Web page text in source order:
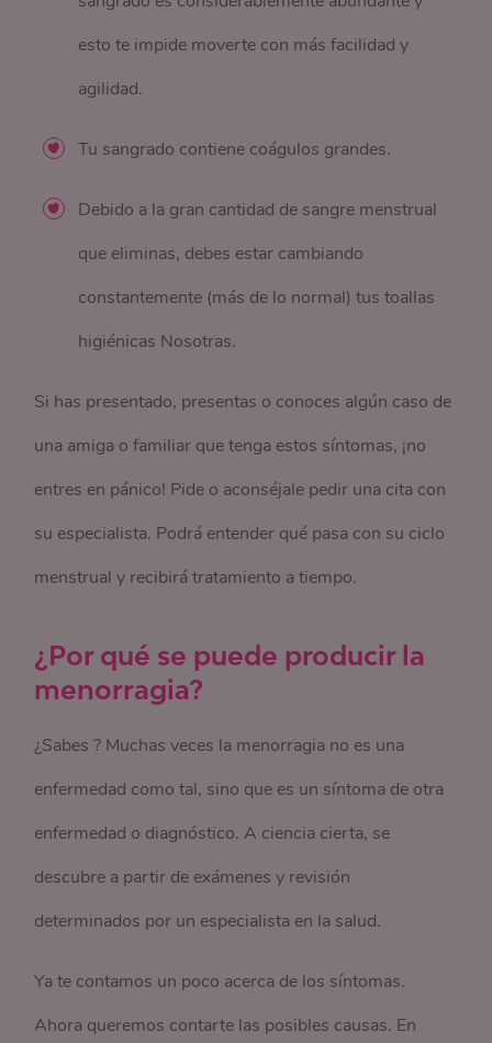
esto te impide moverte con más facilidad y
agilidad.
Tu sangrado contiene coágulos grandes.
Debido a la gran cantidad de sangre menstrual
que eliminas, debes estar cambiando
constantemente (más de lo normal) tus toallas
higiénicas Nosotras.
Si has presentado, presentas o conoces algún caso de
una amiga o familiar que tenga estos síntomas, ¡no
entres en pánico! Pide o aconséjale pedir una cita con
su especialista. Podrá entender qué pasa con su ciclo
menstrual y recibirá tratamiento a tiempo.
¿Por qué se puede producir la
menorragia?
¿Sabes ? Muchas veces la menorragia no es una
enfermedad como tal, sino que es un síntoma de otra
enfermedad o diagnóstico. A ciencia cierta, se
descubre a partir de exámenes y revisión
determinados por un especialista en la salud.
Ya te contamos un poco acerca de los síntomas.
Ahora queremos contarte las posibles causas. En